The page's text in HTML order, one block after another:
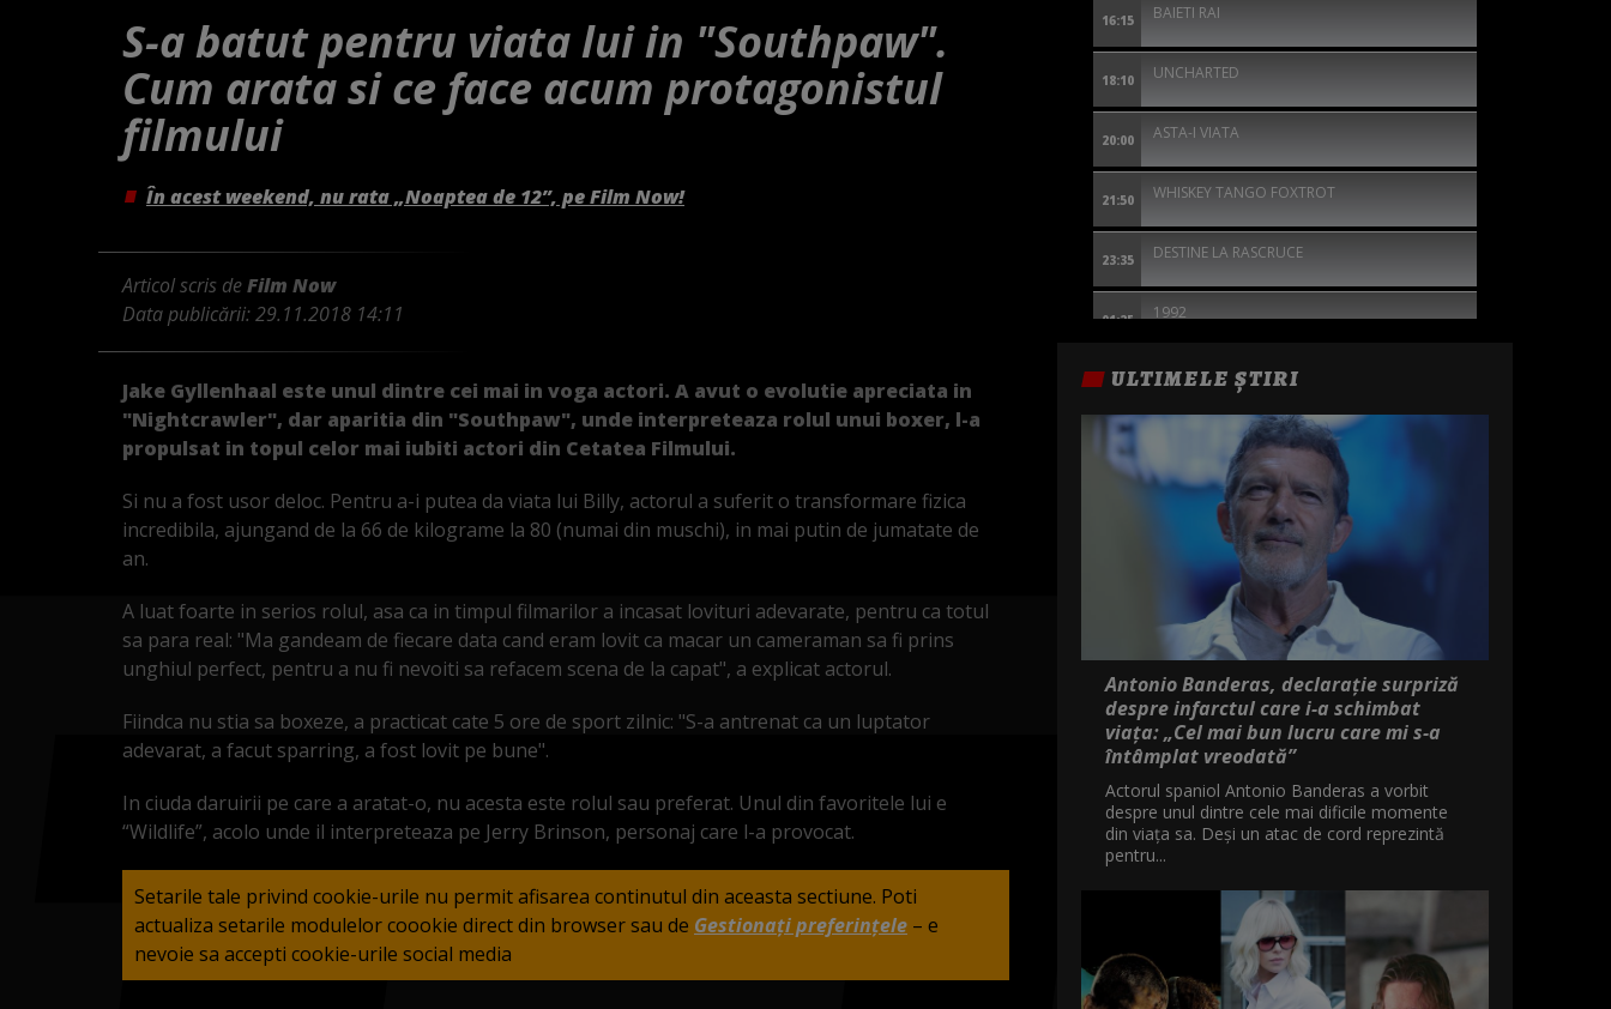
S-a batut pentru viata lui in "Southpaw".
Cum arata si ce face acum protagonistul
filmului
În acest weekend, nu rata „Noaptea de 12”, pe Film Now!
Articol scris deFilm Now
Data publicării:29.11.2018 14:11
Jake Gyllenhaal este unul dintre cei mai in voga actori. A avut o evolutie apreciata in
"Nightcrawler", dar aparitia din "Southpaw", unde interpreteaza rolul unui boxer, l-a
propulsat in topul celor mai iubiti actori din Cetatea Filmului.
Si nu a fost usor deloc. Pentru a-i putea da viata lui Billy, actorul a suferit o transformare fizica
incredibila, ajungand de la 66 de kilograme la 80 (numai din muschi), in mai putin de jumatate de
an.
A luat foarte in serios rolul, asa ca in timpul filmarilor a incasat lovituri adevarate, pentru ca totul
sa para real: "Ma gandeam de fiecare data cand eram lovit ca macar un cameraman sa fi prins
unghiul perfect, pentru a nu fi nevoiti sa refacem scena de la capat", a explicat actorul.
Fiindca nu stia sa boxeze, a practicat cate 5 ore de sport zilnic: "S-a antrenat ca un luptator
adevarat, a facut sparring, a fost lovit pe bune".
In ciuda daruirii pe care a aratat-o, nu acesta este rolul sau preferat. Unul din favoritele lui e
“Wildlife”, acolo unde il interpreteaza pe Jerry Brinson, personaj care l-a provocat.
Setarile tale privind cookie-urile nu permit afisarea continutul din aceasta sectiune. Poti
actualiza setarile modulelor coookie direct din browser sau de Gestionați preferințele – e
nevoie sa accepti cookie-urile social media
16:15 BAIETI RAI
18:10 UNCHARTED
20:00 ASTA-I VIATA
21:50 WHISKEY TANGO FOXTROT
23:35 DESTINE LA RASCRUCE
01:25 1992
02:55 TOC TOC
BARRON'S COVE - RAZBUNAREA
ULTIMELE ȘTIRI
Antonio Banderas, declarație surpriză
despre infarctul care i-a schimbat
viața: „Cel mai bun lucru care mi s-a
întâmplat vreodată”
Actorul spaniol Antonio Banderas a vorbit
despre unul dintre cele mai dificile momente
din viața sa. Deși un atac de cord reprezintă
pentru...